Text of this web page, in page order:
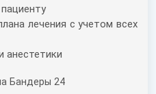
лечения с учетом всех
анестетики
Бандеры 24